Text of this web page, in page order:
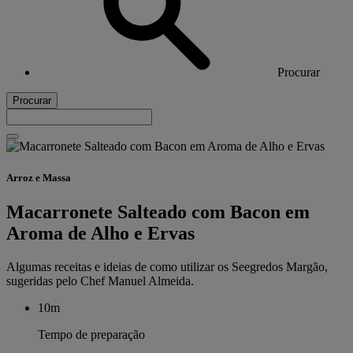
Procurar
Procurar
Arroz e Massa
Macarronete Salteado com Bacon em
Aroma de Alho e Ervas
Algumas receitas e ideias de como utilizar os Seegredos Margão,
sugeridas pelo Chef Manuel Almeida.
10m
Tempo de preparação